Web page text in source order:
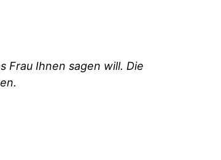
Frau Ihnen sagen will. Die